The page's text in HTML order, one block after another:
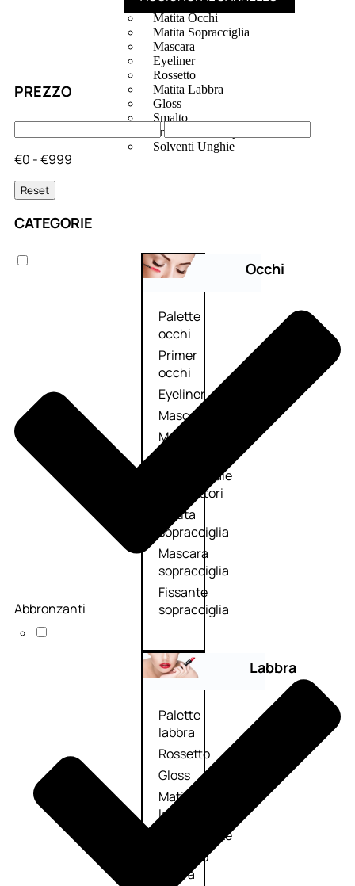
Bb E Cc Cream
Matita Occhi
Matita Sopracciglia
Mascara
Eyeliner
Rossetto
Matita Labbra
Gloss
Smalto
Smalto Effetti Speciali
Solventi Unghie
Occhi
Palette
occhi
Primer
occhi
Eyeliner
Mascara
Matita
Antiocchiaie
e correttori
Matita
sopracciglia
Mascara
sopracciglia
Fissante
sopracciglia
Labbra
Palette
labbra
Rossetto
Gloss
Matita
labbra
Rimpolpante
Balsamo
labbra
PREZZO
€0 - €999
Reset
CATEGORIE
Abbronzanti